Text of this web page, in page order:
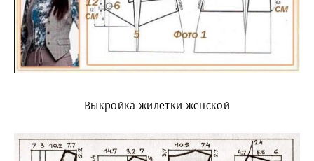
Выкройка жилетки женской